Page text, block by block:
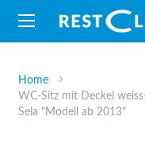
Home
WC-Sitz mit Deckel
Sela "Modell ab 2013"